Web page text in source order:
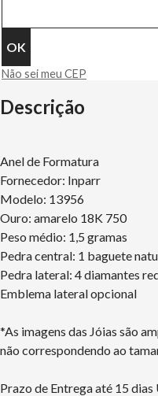
Não sei meu CEP
Descrição
Anel de Formatura
Fornecedor: Inparr
Modelo: 13956
Ouro: amarelo 18K 750
Peso médio: 1,5 gramas
Pedra central: 1 baguete
Pedra lateral: 4 diamantes
Emblema lateral opcional
*As imagens das Jóias são
não correspondendo ao
Prazo de Entrega até 15 dias